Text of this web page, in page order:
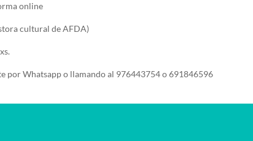
online
cultural de AFDA)
por Whatsapp o llamando al 976443754 o 691846596